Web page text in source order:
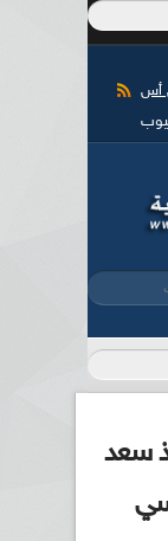
أس
البحث
سعد